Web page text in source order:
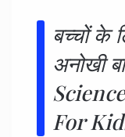
बच्चों के
अनोखी
For